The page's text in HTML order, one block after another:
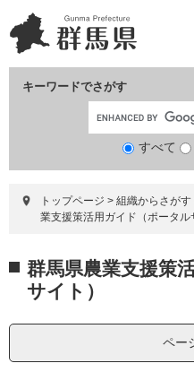
ー
ジ
ニ
ュ
て
キーワードでさがす
すべて
トップページ > 組織からさがす
業支援策活用ガイド（ポータル
文 群馬県農業支援策
サイト）
ペー